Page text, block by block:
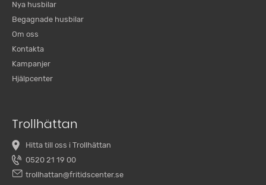
Nya husbilar
Begagnade husbilar
Om oss
Kontakta
Kampanjer
Hjälpcenter
Trollhättan
Hitta till oss i Trollhättan
0520 21 19 00
trollhattan@fritidscenter.se